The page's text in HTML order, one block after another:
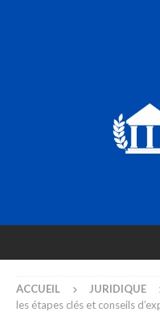
ACCUEIL JURIDIQUE
les étapes clés et conseils